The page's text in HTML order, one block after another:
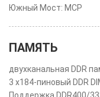
Южный Мост: MCP
ПАМЯТЬ
двухканальная DDR
3 x184-пиновый DDR